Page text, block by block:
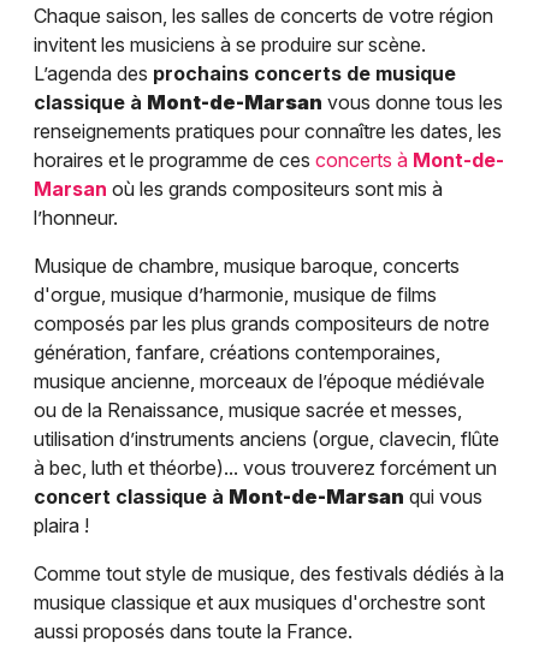
Chaque saison, les salles de concerts de votre région
invitent les musiciens à se produire sur scène.
L’agenda des prochains concerts de musique
classique à Mont-de-Marsan vous donne tous les
renseignements pratiques pour connaître les dates, les
horaires et le programme de ces concerts à Mont-de-
Marsan où les grands compositeurs sont mis à
l’honneur.
Musique de chambre, musique baroque, concerts
d'orgue, musique d’harmonie, musique de films
composés par les plus grands compositeurs de notre
génération, fanfare, créations contemporaines,
musique ancienne, morceaux de l’époque médiévale
ou de la Renaissance, musique sacrée et messes,
utilisation d’instruments anciens (orgue, clavecin, flûte
à bec, luth et théorbe)... vous trouverez forcément un
concert classique à Mont-de-Marsan qui vous
plaira !
Comme tout style de musique, des festivals dédiés à la
musique classique et aux musiques d'orchestre sont
aussi proposés dans toute la France.